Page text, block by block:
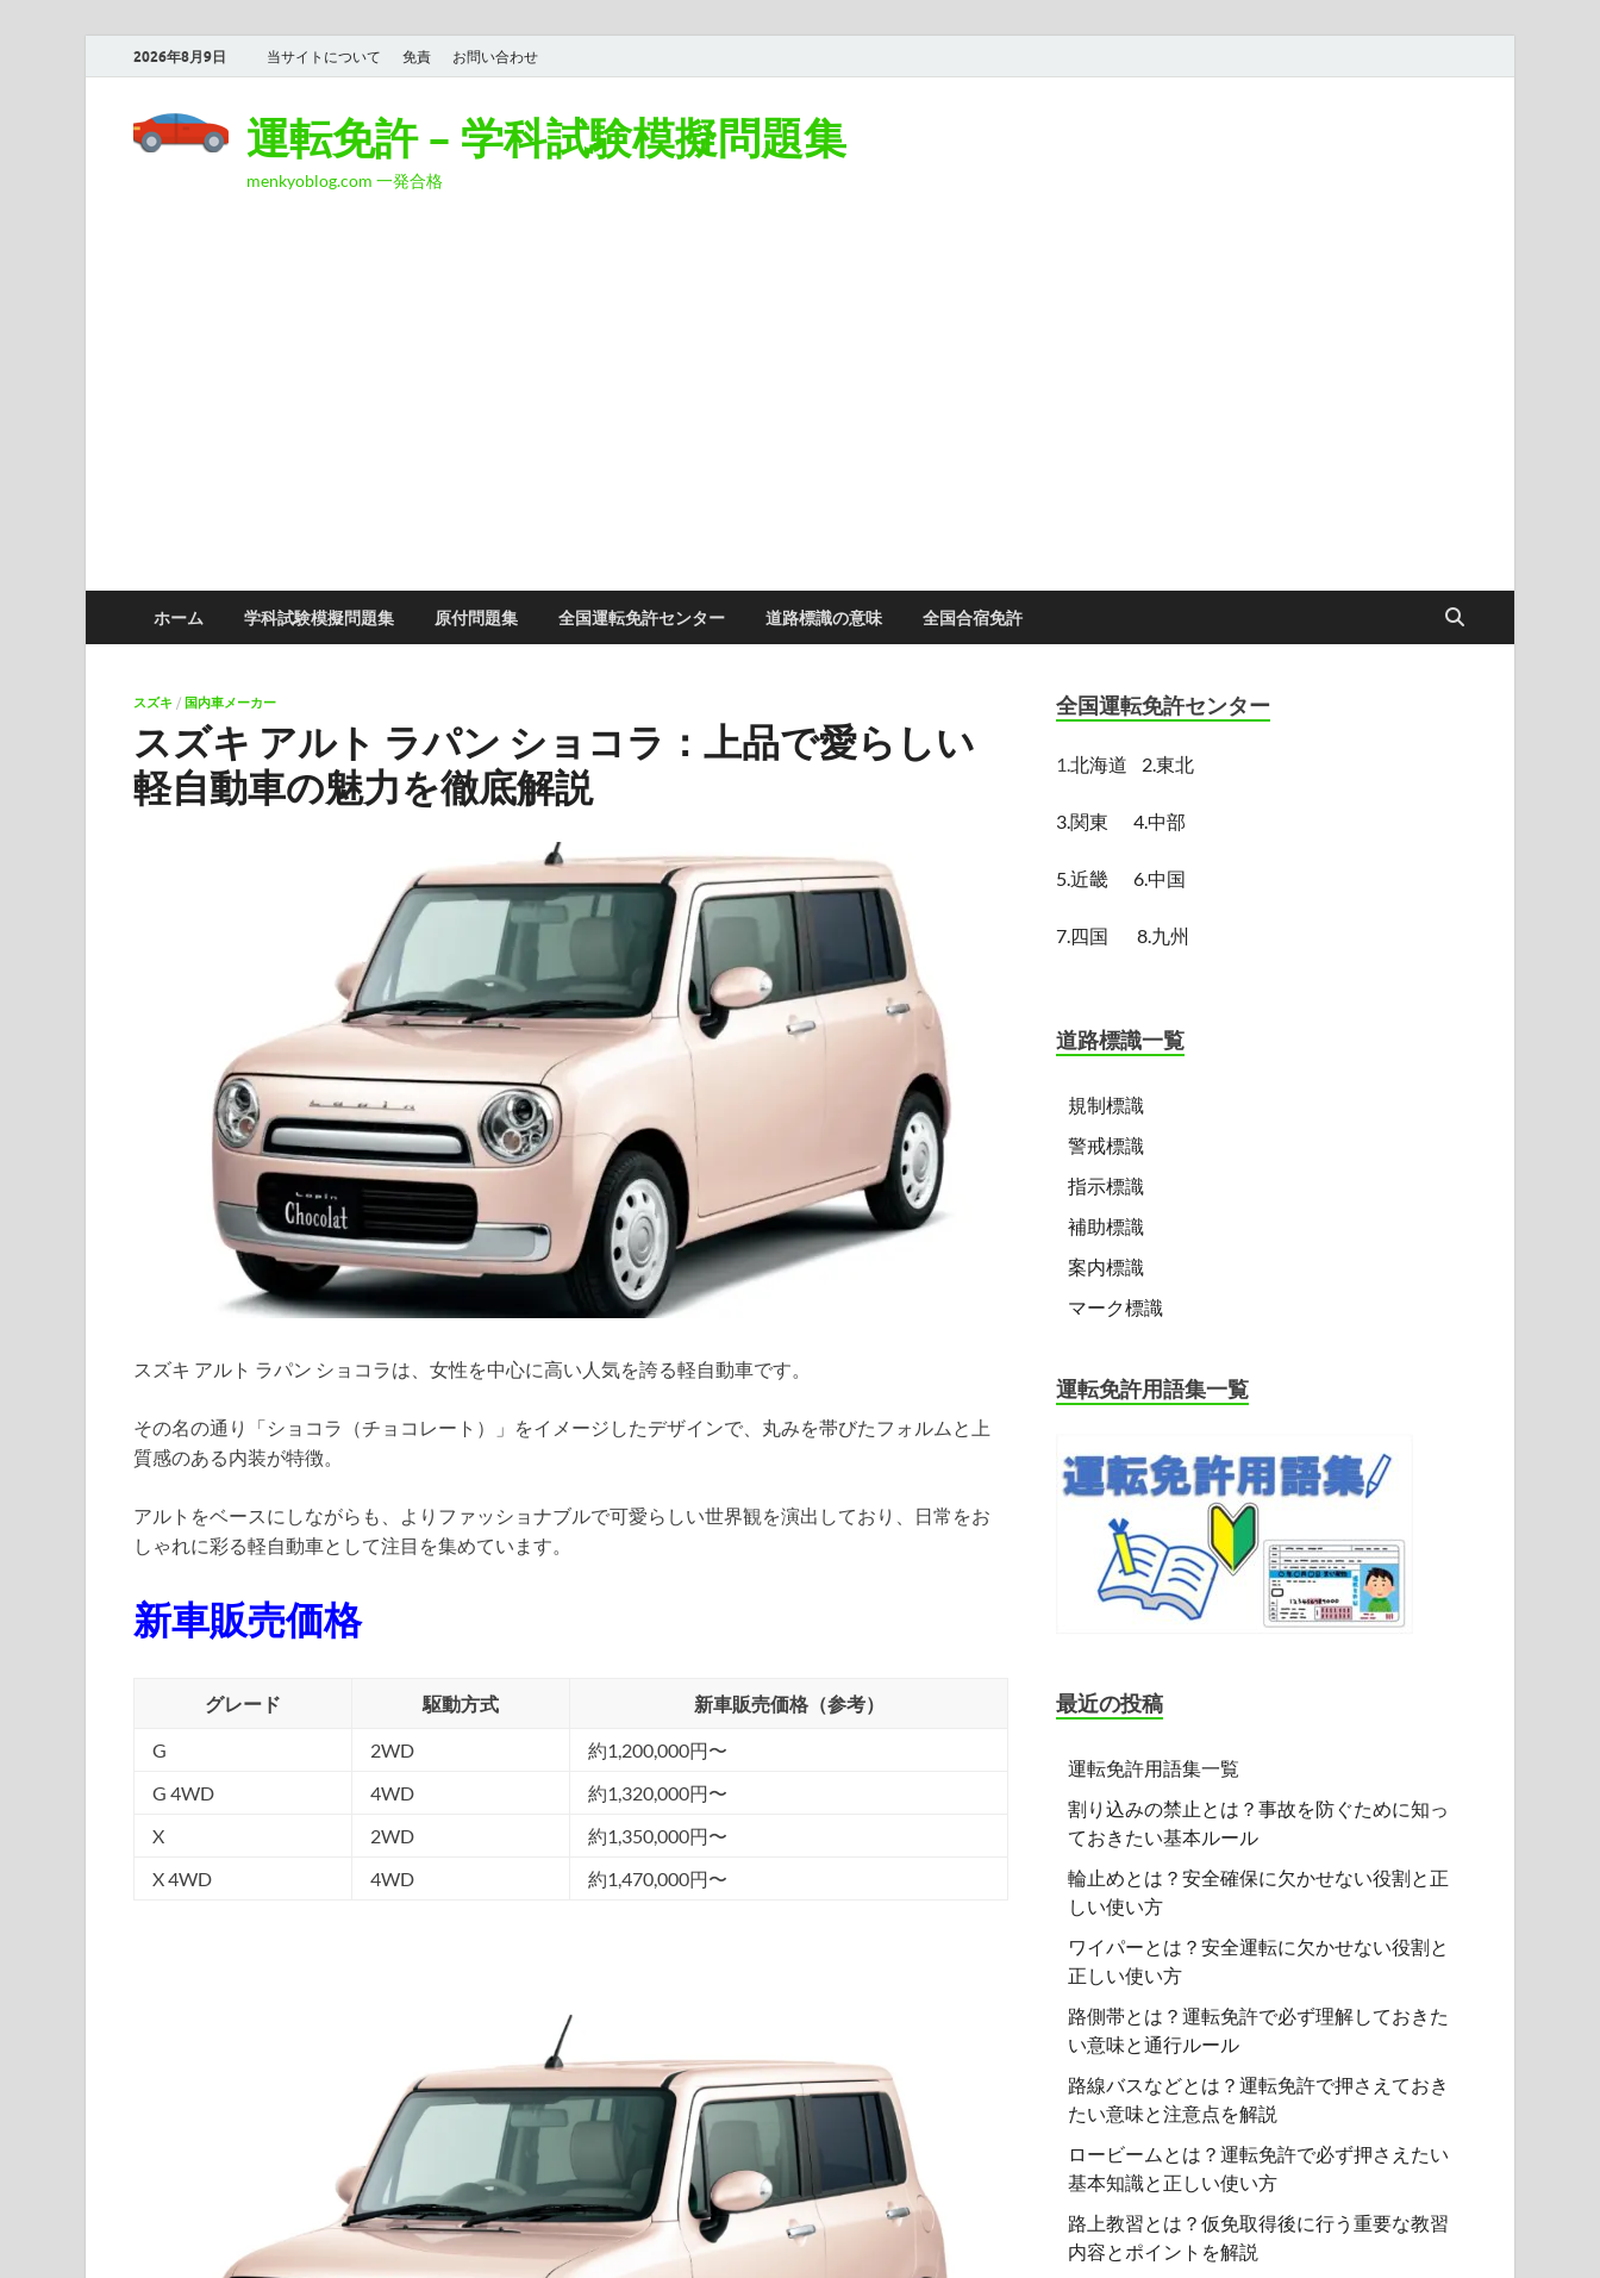
2026年8月9日 当サイトについて 免責 お問い合わせ
運転免許 – 学科試験模擬問題集
menkyoblog.com 一発合格
ホーム 学科試験模擬問題集 原付問題集 全国運転免許センター 道路標識の意味 全国合宿免許
スズキ / 国内車メーカー
スズキ アルト ラパン ショコラ：上品で愛らしい
軽自動車の魅力を徹底解説
スズキ アルト ラパン ショコラは、女性を中心に高い人気を誇る軽自動車です。
その名の通り「ショコラ（チョコレート）」をイメージしたデザインで、丸みを帯びたフォルムと上
質感のある内装が特徴。
アルトをベースにしながらも、よりファッショナブルで可愛らしい世界観を演出しており、日常をお
しゃれに彩る軽自動車として注目を集めています。
新車販売価格
グレード 駆動方式 新車販売価格（参考）
G 2WD
約1,200,000円〜
G 4WD
4WD
約1,320,000円〜
X
2WD
約1,350,000円〜
X 4WD
4WD 約1,470,000円〜
全国運転免許センター
1.北海道 2.東北
3.関東 4.中部
5.近畿 6.中国
7.四国 8.九州
道路標識一覧
規制標識
警戒標識
指示標識
補助標識
案内標識
マーク標識
運転免許用語集一覧
最近の投稿
運転免許用語集一覧
割り込みの禁止とは？事故を防ぐために知っ
ておきたい基本ルール
輪止めとは？安全確保に欠かせない役割と正
しい使い方
ワイパーとは？安全運転に欠かせない役割と
正しい使い方
路側帯とは？運転免許で必ず理解しておきた
い意味と通行ルール
路線バスなどとは？運転免許で押さえておき
たい意味と注意点を解説
ロービームとは？運転免許で必ず押さえたい
基本知識と正しい使い方
路上教習とは？仮免取得後に行う重要な教習
内容とポイントを解説